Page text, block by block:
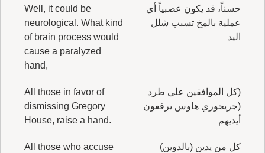
حسناً، قد يكون عصبياً أي
عملية بالمخ تسبب شلل
اليد
Well, it could be
neurological. What kind
of brain process would
cause a paralyzed
hand,
(كل الموافقين على طرد
(جريجوري هاوس يرفعون
أيديهم
All those in favor of
dismissing Gregory
House, raise a hand.
كل من يدين (بالدوين)
All those who accuse